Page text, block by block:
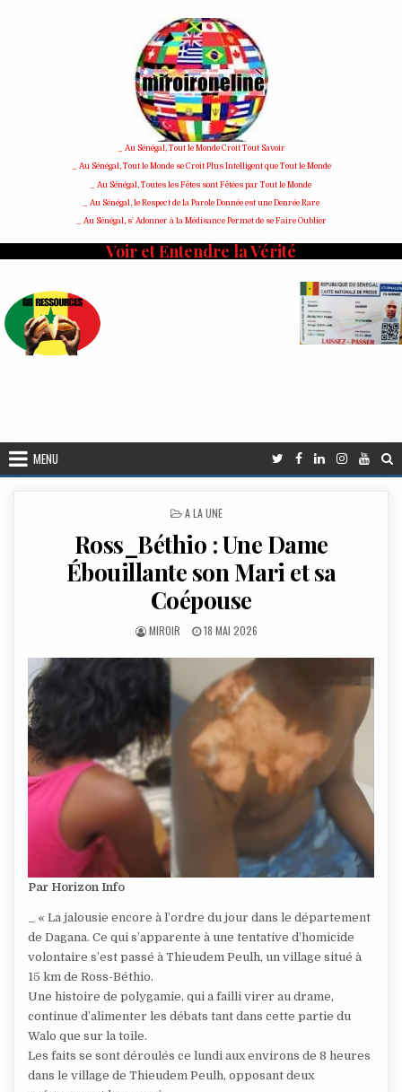
_ Au Sénégal, Tout le Monde Croit Tout Savoir
_ Au Sénégal, Tout le Monde se Croit Plus Intelligent que Tout le Monde
_ Au Sénégal, Toutes les Fêtes sont Fêtées par Tout le Monde
_ Au Sénégal, le Respect de la Parole Donnée est une Denrée Rare
_ Au Sénégal, s' Adonner à la Médisance Permet de se Faire Oublier
Voir et Entendre la Vérité
MENU
POSTED
A LA UNE
Ross_Béthio : Une Dame
Ébouillante son Mari et sa
Coépouse
AUTHOR:
MIROIR
PUBLISHED
18 MAI 2026
Par Horizon Info
_ « La jalousie encore à l’ordre du jour dans le département
de Dagana. Ce qui s’apparente à une tentative d’homicide
volontaire s’est passé à Thieudem Peulh, un village situé à
15 km de Ross-Béthio.
Une histoire de polygamie, qui a failli virer au drame,
continue d’alimenter les débats tant dans cette partie du
Walo que sur la toile.
Les faits se sont déroulés ce lundi aux environs de 8 heures
dans le village de Thieudem Peulh, opposant deux